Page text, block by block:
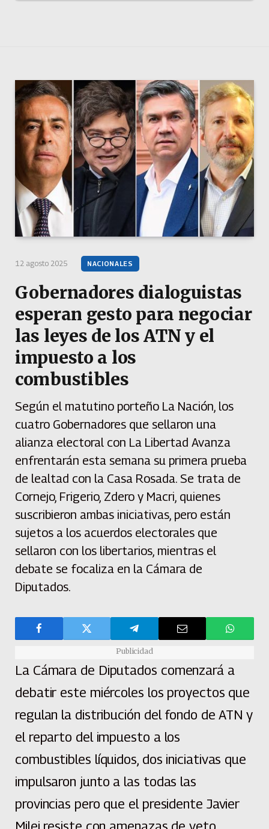
12 agosto 2025 NACIONALES
Gobernadores dialoguistas
esperan gesto para negociar
las leyes de los ATN y el
impuesto a los
combustibles
Según el matutino porteño La Nación, los
cuatro Gobernadores que sellaron una
alianza electoral con La Libertad Avanza
enfrentarán esta semana su primera prueba
de lealtad con la Casa Rosada. Se trata de
Cornejo, Frigerio, Zdero y Macri, quienes
suscribieron ambas iniciativas, pero están
sujetos a los acuerdos electorales que
sellaron con los libertarios, mientras el
debate se focaliza en la Cámara de
Diputados.
Publicidad
La Cámara de Diputados comenzará a
debatir este miércoles los proyectos que
regulan la distribución del fondo de ATN y
el reparto del impuesto a los
combustibles líquidos, dos iniciativas que
impulsaron junto a las todas las
provincias pero que el presidente Javier
Milei resiste con amenazas de veto.